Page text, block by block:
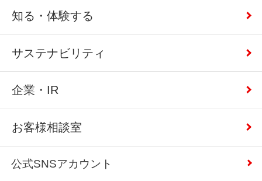
知る・体験する
サステナビリティ
企業・IR
お客様相談室
公式SNSアカウント